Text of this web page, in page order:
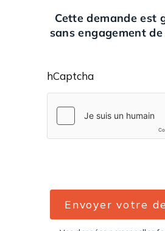
Cette demande est
sans engagement
hCaptcha